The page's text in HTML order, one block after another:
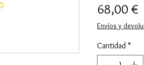
68,00 €
Envíos y
Cantidad *